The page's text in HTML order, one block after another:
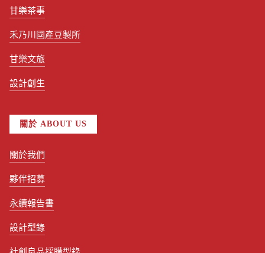
甘樂茶事
禾乃川國產豆製所
甘樂文旅
設計創生
關於 ABOUT US
關於我們
夥伴招募
永續報告書
設計型錄